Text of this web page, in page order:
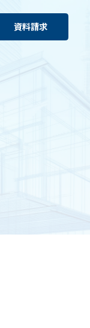
資料請求